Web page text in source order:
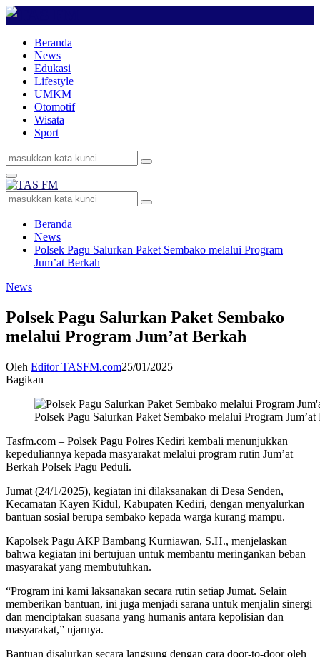
Beranda
News
Edukasi
Lifestyle
UMKM
Otomotif
Wisata
Sport
Search
for:
Search
Primary
Menu
Search
for:
Search
Beranda
News
Polsek Pagu Salurkan Paket Sembako melalui Program
Jum’at Berkah
News
Polsek Pagu Salurkan Paket Sembako
melalui Program Jum’at Berkah
Oleh Editor TASFM.com25/01/2025
Bagikan
Polsek Pagu Salurkan Paket Sembako melalui Program Jum’at
Tasfm.com – Polsek Pagu Polres Kediri kembali menunjukkan
kepeduliannya kepada masyarakat melalui program rutin Jum’at
Berkah Polsek Pagu Peduli.
Jumat (24/1/2025), kegiatan ini dilaksanakan di Desa Senden,
Kecamatan Kayen Kidul, Kabupaten Kediri, dengan menyalurkan
bantuan sosial berupa sembako kepada warga kurang mampu.
Kapolsek Pagu AKP Bambang Kurniawan, S.H., menjelaskan
bahwa kegiatan ini bertujuan untuk membantu meringankan beban
masyarakat yang membutuhkan.
“Program ini kami laksanakan secara rutin setiap Jumat. Selain
memberikan bantuan, ini juga menjadi sarana untuk menjalin sinergi
dan menciptakan suasana yang humanis antara kepolisian dan
masyarakat,” ujarnya.
Bantuan disalurkan secara langsung dengan cara door-to-door oleh